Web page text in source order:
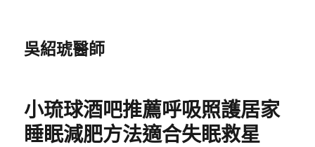
吳紹琥醫師
小琉球酒吧推薦呼吸照護居家
睡眠減肥方法適合失眠救星